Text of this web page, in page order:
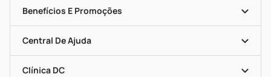
Nossas Lojas
Seja Uma Loja Parceira
Mapa De Categorias
Benefícios E Promoções
Convênios
Programa Popular Do Brasil
Encarte De Ofertas
Dermaclub
Central De Ajuda
Recompra Programada
Clínica DC